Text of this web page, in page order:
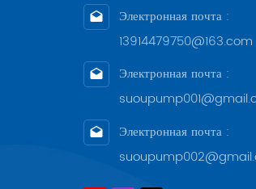
Электронная почта :
13914479750@163.com
Электронная почта :
Электронная почта :